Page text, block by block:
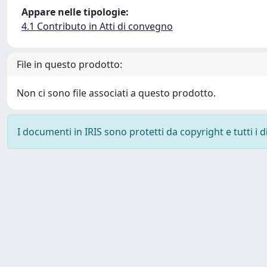
Appare nelle tipologie:
4.1 Contributo in Atti di convegno
File in questo prodotto:
Non ci sono file associati a questo prodotto.
I documenti in IRIS sono protetti da copyright e tutti i